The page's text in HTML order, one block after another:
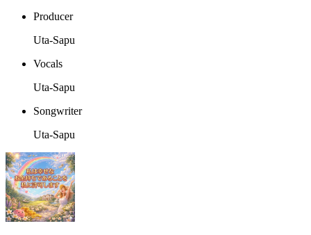
Producer
Uta-Sapu
Vocals
Uta-Sapu
Songwriter
Uta-Sapu